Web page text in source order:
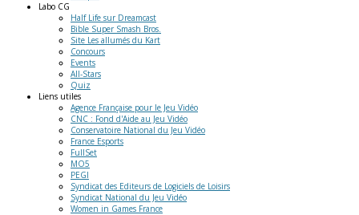
Labo CG
Half Life sur Dreamcast
Bible Super Smash Bros.
Site Les allumés du Kart
Concours
Events
All-Stars
Quiz
Liens utiles
Agence Française pour le Jeu Vidéo
CNC : Fond d'Aide au Jeu Vidéo
Conservatoire National du Jeu Vidéo
France Esports
FullSet
MO5
PEGI
Syndicat des Editeurs de Logiciels de Loisirs
Syndicat National du Jeu Vidéo
Women in Games France